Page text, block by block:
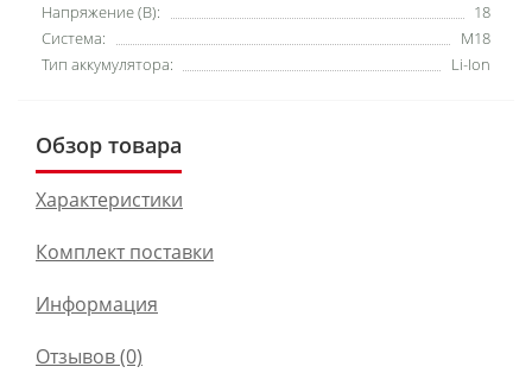
Напряжение (В):
18
Система:
M18
Тип аккумулятора:
Li-Ion
Обзор товара
Характеристики
Комплект поставки
Информация
Отзывов (0)